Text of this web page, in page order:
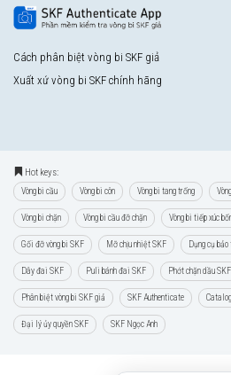
Cách phân biệt vòng bi SKF giả
Xuất xứ vòng bi SKF chính hãng
Hot keys:
Vòng bi cầu Vòng bi côn Vòng bi tang trống
Vòng bi chặn Vòng bi cầu đỡ chặn Vòng bi tiếp xúc
Gối đỡ vòng bi SKF Mỡ chịu nhiệt SKF Dụng cụ
Dây đai SKF Puli bánh đai SKF Phớt chặn dầu SKF
Phân biệt vòng bi SKF giả SKF Authenticate
Đại lý ủy quyền SKF SKF Ngọc Anh